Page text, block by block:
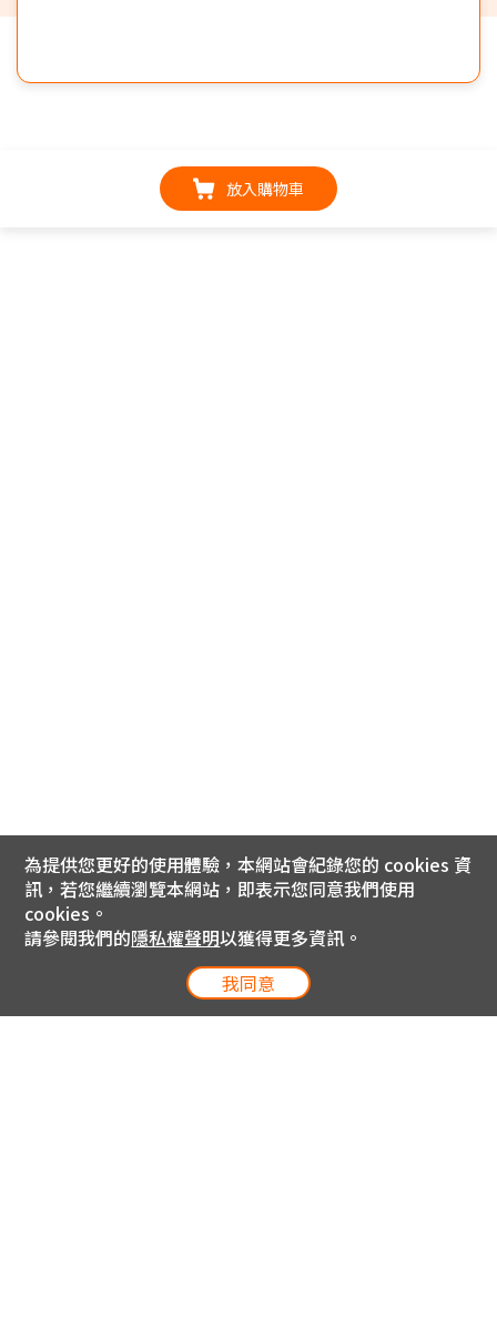
放入購物車
為提供您更好的使用體驗，本網站會紀錄您的 cookies 資
訊，若您繼續瀏覽本網站，即表示您同意我們使用
cookies。
請參閱我們的隱私權聲明以獲得更多資訊。
我同意